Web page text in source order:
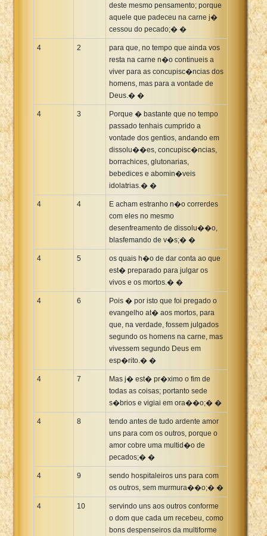
deste mesmo pensamento; porque
aquele que padeceu na carne j�
cessou do pecado;� �
4 2
para que, no tempo que ainda vos
resta na carne n�o continueis a
viver para as concupisc�ncias dos
homens, mas para a vontade de
Deus.� �
4 3
Porque � bastante que no tempo
passado tenhais cumprido a
vontade dos gentios, andando em
dissolu��es, concupisc�ncias,
borrachices, glutonarias,
bebedices e abomin�veis
idolatrias.� �
4 4
E acham estranho n�o correrdes
com eles no mesmo
desenfreamento de dissolu��o,
blasfemando de v�s;� �
4 5
os quais h�o de dar conta ao que
est� preparado para julgar os
vivos e os mortos.� �
4 6
Pois � por isto que foi pregado o
evangelho at� aos mortos, para
que, na verdade, fossem julgados
segundo os homens na carne, mas
vivessem segundo Deus em
esp�rito.� �
4 7
Mas j� est� pr�ximo o fim de
todas as coisas; portanto sede
s�brios e vigiai em ora��o;� �
4 8
tendo antes de tudo ardente amor
uns para com os outros, porque o
amor cobre uma multid�o de
pecados;� �
4 9
sendo hospitaleiros uns para com
os outros, sem murmura��o;� �
4 10
servindo uns aos outros conforme
o dom que cada um recebeu, como
bons despenseiros da multiforme